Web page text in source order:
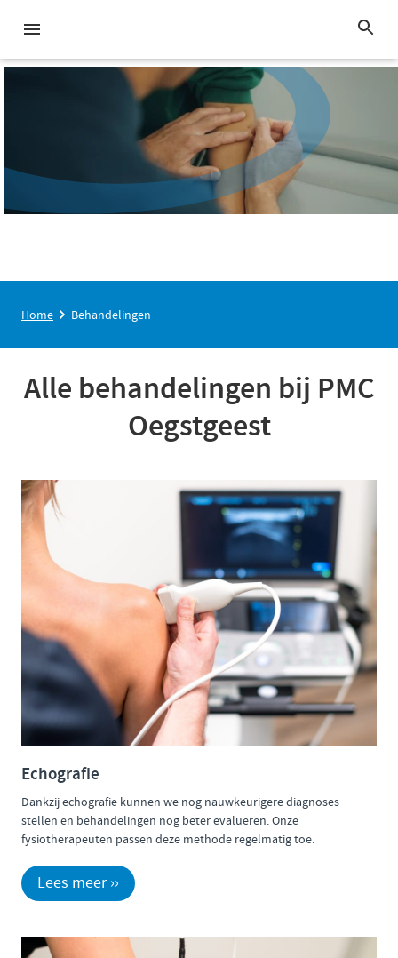
Home Behandelingen
Alle behandelingen bij PMC
Oegstgeest
Echografie
Dankzij echografie kunnen we nog nauwkeurigere diagnoses
stellen en behandelingen nog beter evalueren. Onze
fysiotherapeuten passen deze methode regelmatig toe.
Lees meer ››